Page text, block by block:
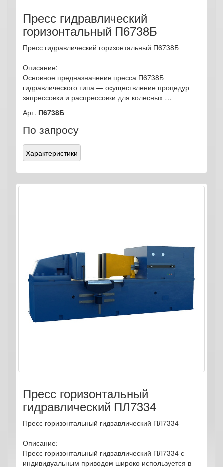
Пресс гидравлический
горизонтальный П6738Б
Пресс гидравлический горизонтальный П6738Б
Описание:
Основное предназначение пресса П6738Б
гидравлического типа — осуществление процедур
запрессовки и распрессовки для колесных …
Арт. П6738Б
По запросу
Характеристики
Пресс горизонтальный
гидравлический ПЛ7334
Пресс горизонтальный гидравлический ПЛ7334
Описание:
Пресс горизонтальный гидравлический ПЛ7334 с
индивидуальным приводом широко используется в